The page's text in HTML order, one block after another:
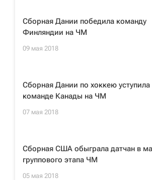
Сборная Дании победила команду
Финляндии на ЧМ
09 мая 2018
Сборная Дании по хоккею уступила
команде Канады на ЧМ
07 мая 2018
Сборная США обыграла датчан в
группового этапа ЧМ
05 мая 2018